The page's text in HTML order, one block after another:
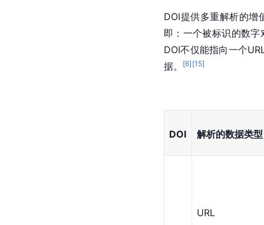
DOI提供多重解析的增
即：一个被标识的数
DOI不仅能指向一个
据。
[6] [15]
DOI 解析的数据类型
URL